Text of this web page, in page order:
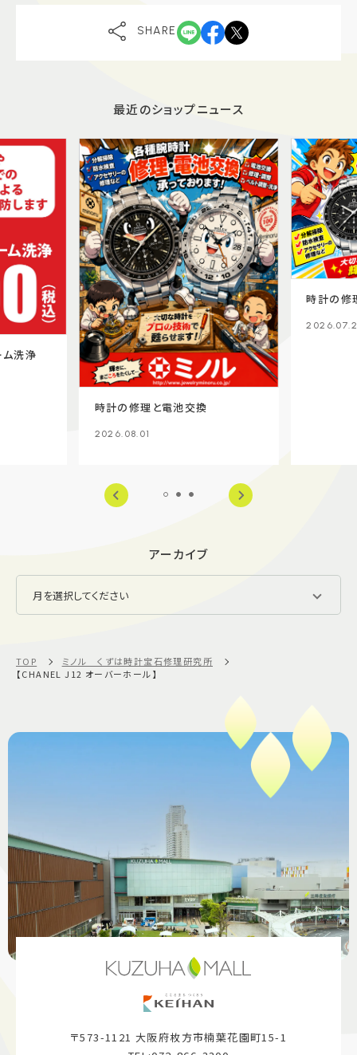
SHARE
最近のショップニュース
洗浄
時計の修理と電池交換
2026.08.01
時計の修
アーカイブ
TOP
ミノル くずは時計宝石修理研究所
【CHANEL J12 オーバーホール】
〒573-1121 大阪府枚方市楠葉花園町15-1